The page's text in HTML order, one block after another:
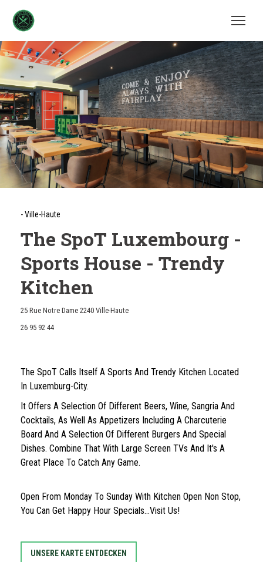
-Ville-Haute
The SpoT Luxembourg -
Sports House - Trendy
Kitchen
25 Rue Notre Dame 2240 Ville-Haute((öffnet ein neues Fenster))
26 95 92 44
The SpoT Calls Itself A Sports And Trendy Kitchen Located
In Luxemburg-City.
It Offers A Selection Of Different Beers, Wine, Sangria And
Cocktails, As Well As Appetizers Including A Charcuterie
Board And A Selection Of Different Burgers And Special
Dishes. Combine That With Large Screen TVs And It's A
Great Place To Catch Any Game.
Open From Monday To Sunday With Kitchen Open Non Stop,
You Can Get Happy Hour Specials...Visit Us!
UNSERE KARTE ENTDECKEN